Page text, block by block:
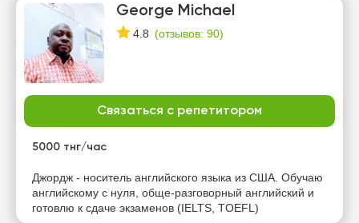
George Michael
4.8 (отзывов: 90)
Связаться с репетитором
5000 тнг/час
Джордж - носитель английского языка из США. Обучаю
английскому с нуля, обще-разговорный английский и
готовлю к сдаче экзаменов (IELTS, TOEFL)
вт
ср
Нет
свободных
часов
Нет
свободных
часов
Нет
свободных
часов
Нет
свободных